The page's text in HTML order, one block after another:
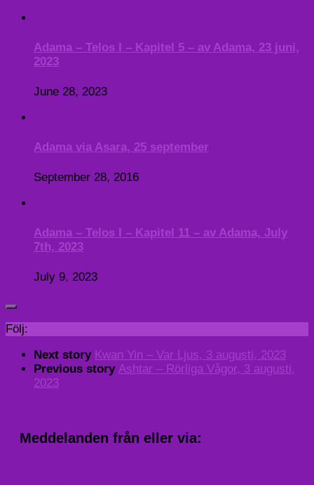
Adama – Telos I – Kapitel 5 – av Adama, 23 juni,
2023
June 28, 2023
Adama via Asara, 25 september
September 28, 2016
Adama – Telos I – Kapitel 11 – av Adama, July
7th, 2023
July 9, 2023
Följ:
Next story Kwan Yin – Var Ljus, 3 augusti, 2023
Previous story Ashtar – Rörliga Vågor, 3 augusti,
2023
Meddelanden från eller via: